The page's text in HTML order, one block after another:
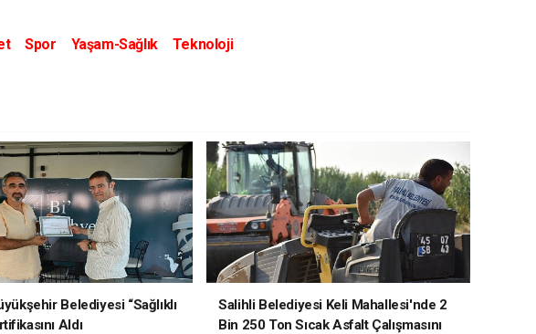
Spor Yaşam-Sağlık
Teknoloji
Belediyesi “Sağlıklı
Aldı
Salihli Belediyesi Keli Mahallesi'nde 2
Bin 250 Ton Sıcak Asfalt Çalışmasını